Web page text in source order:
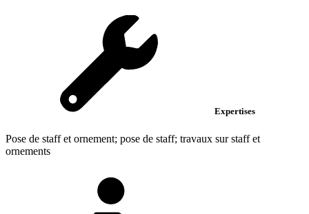
Expertises
Pose de staff et ornement; pose de staff; travaux sur staff et
ornements